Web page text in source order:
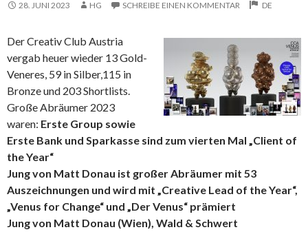
28. JUNI 2023 HG SCHREIBE EINEN KOMMENTAR DE
Der Creativ Club Austria
vergab heuer wieder 13 Gold-
Veneres, 59 in Silber,115 in
Bronze und 203 Shortlists.
Große Abräumer 2023
waren: Erste Group sowie
Erste Bank und Sparkasse sind zum vierten Mal „Client of
the Year“
Jung von Matt Donau ist großer Abräumer mit 53
Auszeichnungen und wird mit „Creative Lead of the Year“,
„Venus for Change“ und „Der Venus“ prämiert
Jung von Matt Donau (Wien), Wald & Schwert